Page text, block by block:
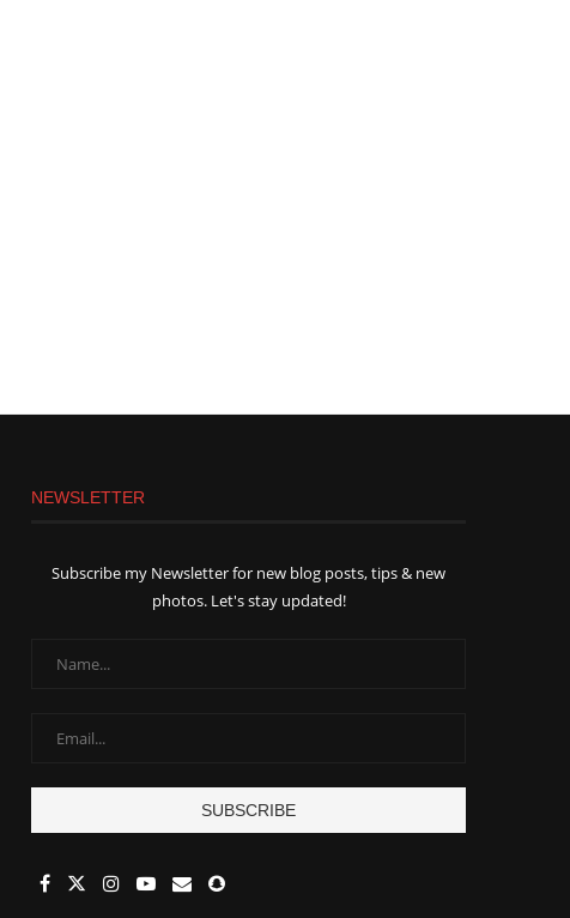
NEWSLETTER
Subscribe my Newsletter for new blog posts, tips & new
photos. Let's stay updated!